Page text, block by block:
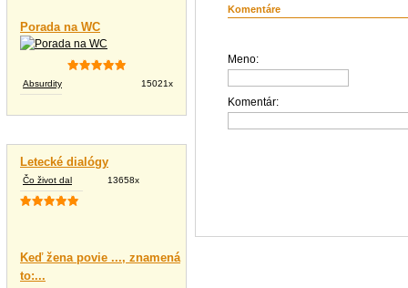
Porada na WC
Absurdity 15021x
Letecké dialógy
Čo život dal 13658x
Keď žena povie ..., znamená
to:...
Komentáre
Meno:
Komentár: